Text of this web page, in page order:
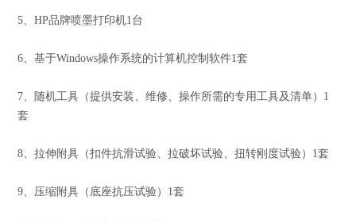
5、HP品牌喷墨打印机1台
6、基于Windows操作系统的计算机控制软件1套
7、随机工具（提供安装、维修、操作所需的专用工具及清单）1
套
8、拉伸附具（扣件抗滑试验、拉破坏试验、扭转刚度试验）1套
9、压缩附具（底座抗压试验）1套